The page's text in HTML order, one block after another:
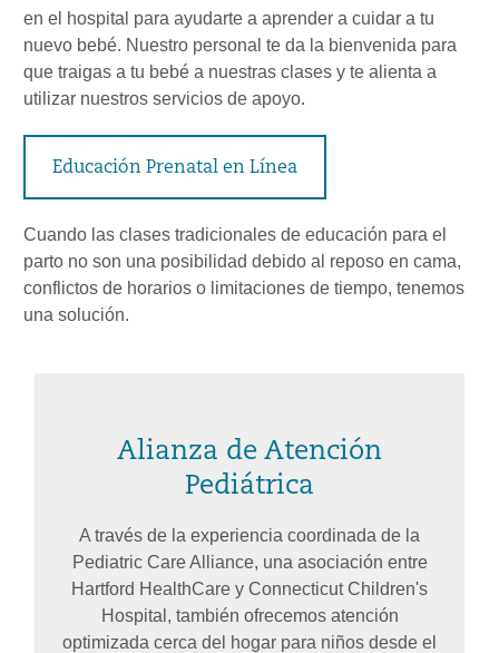
en el hospital para ayudarte a aprender a cuidar a tu
nuevo bebé. Nuestro personal te da la bienvenida para
que traigas a tu bebé a nuestras clases y te alienta a
utilizar nuestros servicios de apoyo.
Educación Prenatal en Línea
Cuando las clases tradicionales de educación para el
parto no son una posibilidad debido al reposo en cama,
conflictos de horarios o limitaciones de tiempo, tenemos
una solución.
Alianza de Atención
Pediátrica
A través de la experiencia coordinada de la
Pediatric Care Alliance, una asociación entre
Hartford HealthCare y Connecticut Children's
Hospital, también ofrecemos atención
optimizada cerca del hogar para niños desde el